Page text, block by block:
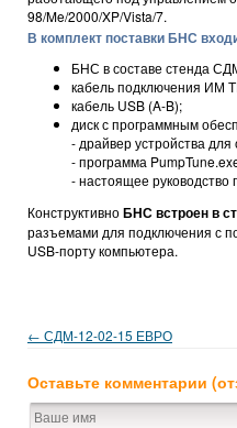
98/Me/2000/XP/Vista/7.
В комплект поставки БНС
БНС в составе стенда
кабель подключения ИМ
кабель USB (A-B);
диск с программным
- драйвер устройства
- программа
- настоящее
КонструктивноБНС встроен в
разъемами для подключения с
USB-порту компьютера.
← СДМ-12-02-15 ЕВРО
Оставьте комментарии